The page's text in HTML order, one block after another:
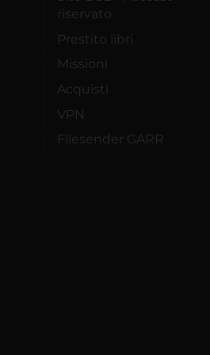
riservato
Prestito libri
Missioni
Acquisti
VPN
Filesender GARR